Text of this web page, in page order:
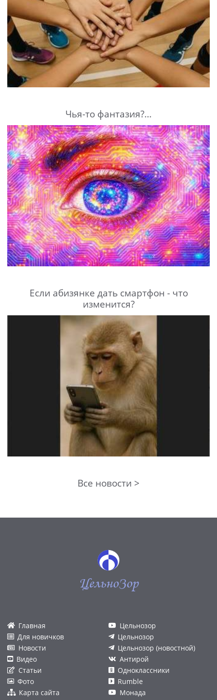
Чья-то фантазия?...
Если абизянке дать смартфон - что
изменится?
Все новости >
ЦельноЗор
Главная
Для новичков
Новости
Видео
Статьи
Фото
Карта сайта
Цельнозор
Цельнозор
Цельнозор (новостной)
Антирой
Одноклассники
Rumble
Монада